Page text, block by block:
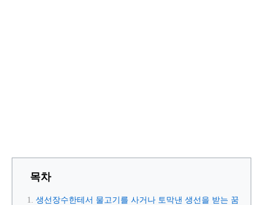
목차
생선장수한테서 물고기를 사거나 토막낸 생선을 받는 꿈